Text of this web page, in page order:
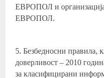
ЕВРОПОЛ и организација
ЕВРОПОЛ.
5. Безбедносни
доверливост – 2010
за класифицирани